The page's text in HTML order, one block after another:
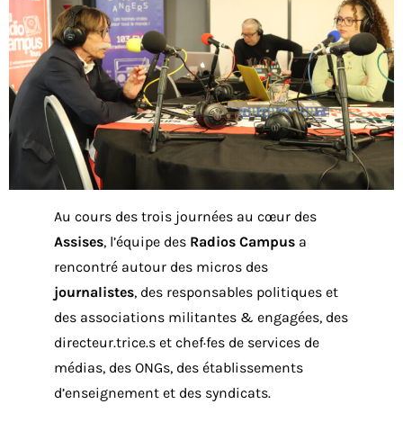
Au cours des trois journées au cœur des
Assises, l’équipe des Radios Campus a
rencontré autour des micros des
journalistes, des responsables politiques et
des associations militantes & engagées, des
directeur.trice.s et chef·fes de services de
médias, des ONGs, des établissements
d’enseignement et des syndicats.